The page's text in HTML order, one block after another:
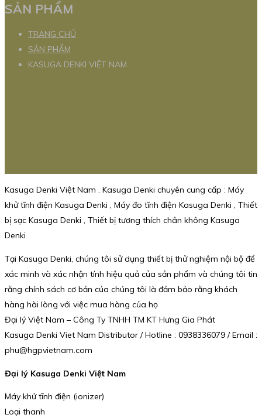
SẢN PHẨM
TRANG CHỦ
SẢN PHẨM
KASUGA DENKI VIỆT NAM
Kasuga Denki Việt Nam . Kasuga Denki chuyên cung cấp : Máy
khử tĩnh điện Kasuga Denki , Máy đo tĩnh điện Kasuga Denki , Thiết
bị sạc Kasuga Denki , Thiết bị tương thích chân không Kasuga
Denki
Tại Kasuga Denki, chúng tôi sử dụng thiết bị thử nghiệm nội bộ để
xác minh và xác nhận tính hiệu quả của sản phẩm và chúng tôi tin
rằng chính sách cơ bản của chúng tôi là đảm bảo rằng khách
hàng hài lòng với việc mua hàng của họ
Đại lý Việt Nam – Công Ty TNHH TM KT Hưng Gia Phát
Kasuga Denki Viet Nam Distributor / Hotline : 0938336079 / Email :
phu@hgpvietnam.com
Đại lý Kasuga Denki Việt Nam
Máy khử tĩnh điện (ionizer)
Loại thanh